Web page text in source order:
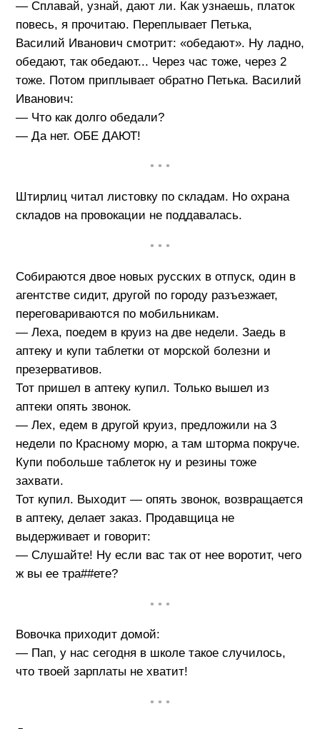
— Сплавай, узнай, дают ли. Как узнаешь, платок
повесь, я прочитаю. Переплывает Петька,
Василий Иванович смотрит: «обедают». Ну ладно,
обедают, так обедают... Через час тоже, через 2
тоже. Потом приплывает обратно Петька. Василий
Иванович:
— Что как долго обедали?
— Да нет. ОБЕ ДАЮТ!
• • •
Штирлиц читал листовку по складам. Но охрана
складов на провокации не поддавалась.
• • •
Собираются двое новых русских в отпуск, один в
агентстве сидит, другой по городу разъезжает,
переговариваются по мобильникам.
— Леха, поедем в круиз на две недели. Заедь в
аптеку и купи таблетки от морской болезни и
презервативов.
Тот пришел в аптеку купил. Только вышел из
аптеки опять звонок.
— Лех, едем в другой круиз, предложили на 3
недели по Красному морю, а там шторма покруче.
Купи побольше таблеток ну и резины тоже
захвати.
Тот купил. Выходит — опять звонок, возвращается
в аптеку, делает заказ. Продавщица не
выдерживает и говорит:
— Слушайте! Ну если вас так от нее воротит, чего
ж вы ее тра##ете?
• • •
Вовочка приходит домой:
— Пап, у нас сегодня в школе такое случилось,
что твоей зарплаты не хватит!
• • •